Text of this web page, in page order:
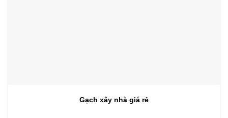
Gạch xây nhà giá rẻ